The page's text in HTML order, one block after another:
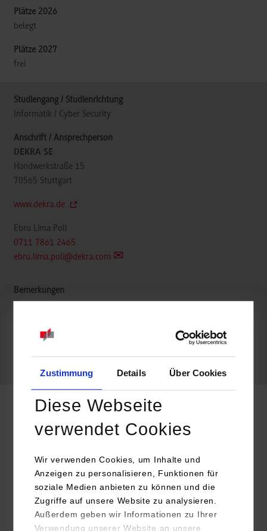
Zustimmung Details Über Cookies
Diese Webseite
verwendet Cookies
Wir verwenden Cookies, um Inhalte und
Anzeigen zu personalisieren, Funktionen für
soziale Medien anbieten zu können und die
Zugriffe auf unsere Website zu analysieren.
Außerdem geben wir Informationen zu Ihrer
Verwendung unserer Website an unsere
belegt
frei
Informatik / Cyber Security
DEKRA SE
Handwerkstraße 15
70565 Stuttgart
www.dekra.de
Ebru Lima Poli
0711 7861 2465
ebru.lima.poli@dekra.com
DEKRA SE
Handwerkstraße 15
Stuttgart
www.dekra.de